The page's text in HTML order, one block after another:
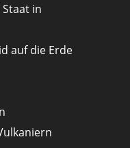
in
auf die Erde